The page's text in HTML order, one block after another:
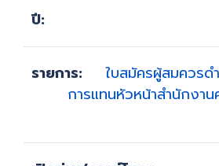
ใบสมัครผู้สมควรด
การแทนหัวหน้าสำนักงา